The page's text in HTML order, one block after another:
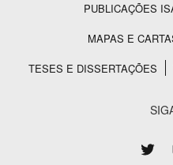
Rodapé
PUBLICAÇÕES
MAPAS E
TESES E DISSERTAÇÕES